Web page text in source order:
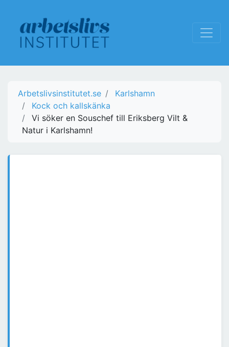
Arbetslivsinstitutet.se
Karlshamn
Kock och kallskänka
Vi söker en Souschef till Eriksberg Vilt &
Natur i Karlshamn!